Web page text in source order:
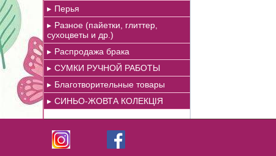
Перья
Разное (пайетки, глиттер,
сухоцветы и др.)
Распродажа брака
СУМКИ РУЧНОЙ РАБОТЫ
Благотворительные товары
СИНЬО-ЖОВТА КОЛЕКЦІЯ